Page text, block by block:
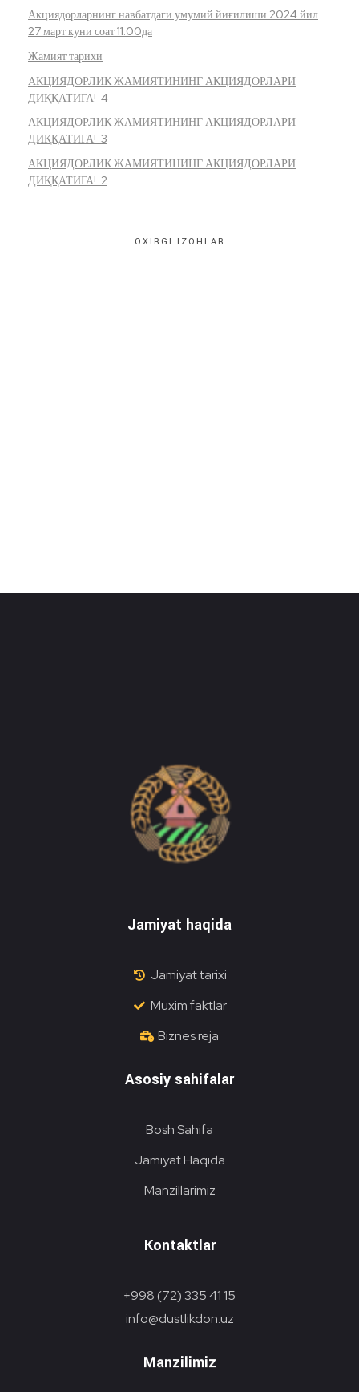
Акциядорларнинг навбатдаги умумий йиғилиши 2024 йил
27 март куни соат 11.00да
Жамият тарихи
АКЦИЯДОРЛИК ЖАМИЯТИНИНГ АКЦИЯДОРЛАРИ
ДИҚҚАТИГА! 4
АКЦИЯДОРЛИК ЖАМИЯТИНИНГ АКЦИЯДОРЛАРИ
ДИҚҚАТИГА! 3
АКЦИЯДОРЛИК ЖАМИЯТИНИНГ АКЦИЯДОРЛАРИ
ДИҚҚАТИГА! 2
OXIRGI IZOHLAR
Jamiyat haqida
Jamiyat tarixi
Muxim faktlar
Biznes reja
Asosiy sahifalar
Bosh Sahifa
Jamiyat Haqida
Manzillarimiz
Kontaktlar
+998 (72) 335 41 15
info@dustlikdon.uz
Manzilimiz